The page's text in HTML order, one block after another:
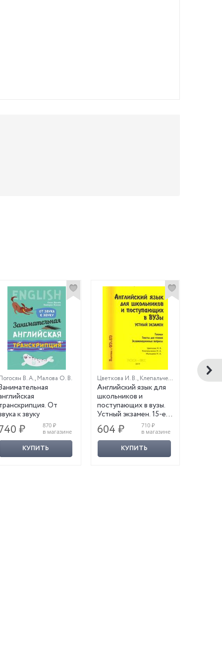
В. А., Малова О. В.
От
к звуку
₽
870 ₽
в магазине
КУПИТЬ
Цветкова И. В., Клепальченко И. А.
Английский язык для
школьников и
поступающих в вузы.
Устный экзамен. 15-е
издание
604 ₽
710 ₽
в магазине
КУПИТЬ